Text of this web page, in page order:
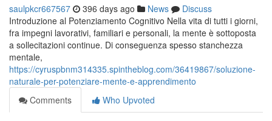
saulpkcr667567 396 days ago News
Discuss
Introduzione al Potenziamento Cognitivo Nella vita di tutti i giorni,
fra impegni lavorativi, familiari e personali, la mente è sottoposta
a sollecitazioni continue. Di conseguenza spesso stanchezza
mentale,
https://cyruspbnm314335.spintheblog.com/36419867/soluzione-
naturale-per-potenziare-mente-e-apprendimento
Comments
Who Upvoted